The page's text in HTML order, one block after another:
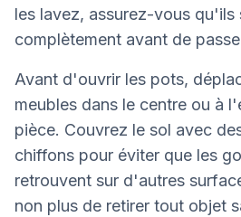
les lavez, assurez-vous qu'ils
complètement avant de
Avant d'ouvrir les pots,
meubles dans le centre ou à
pièce. Couvrez le sol avec
chiffons pour éviter que les
retrouvent sur d'autres
non plus de retirer tout objet